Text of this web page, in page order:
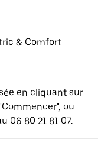
& Comfort
en cliquant sur
ou
06 80 21 81 07.